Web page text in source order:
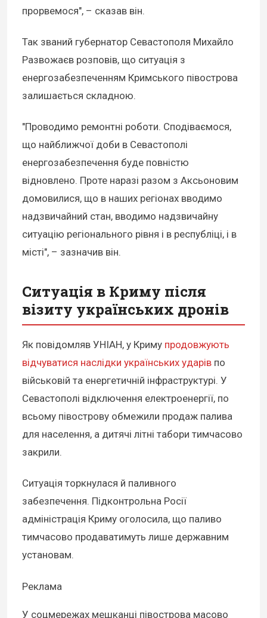
прорвемося", – сказав він.
Так званий губернатор Севастополя Михайло
Развожаєв розповів, що ситуація з
енергозабезпеченням Кримського півострова
залишається складною.
"Проводимо ремонтні роботи. Сподіваємося,
що найближчої доби в Севастополі
енергозабезпечення буде повністю
відновлено. Проте наразі разом з Аксьоновим
домовилися, що в наших регіонах вводимо
надзвичайний стан, вводимо надзвичайну
ситуацію регіонального рівня і в республіці, і в
місті", – зазначив він.
Ситуація в Криму після
візиту українських дронів
Як повідомляв УНІАН, у Криму продовжують
відчуватися наслідки українських ударів по
військовій та енергетичній інфраструктурі. У
Севастополі відключення електроенергії, по
всьому півострову обмежили продаж палива
для населення, а дитячі літні табори тимчасово
закрили.
Ситуація торкнулася й паливного
забезпечення. Підконтрольна Росії
адміністрація Криму оголосила, що паливо
тимчасово продаватимуть лише державним
установам.
Реклама
У соцмережах мешканці півострова масово